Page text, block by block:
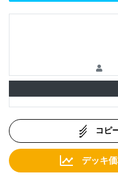
コピ
デッキ